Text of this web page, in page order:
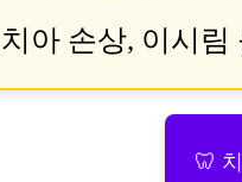
치아 손상, 이시림
🦷